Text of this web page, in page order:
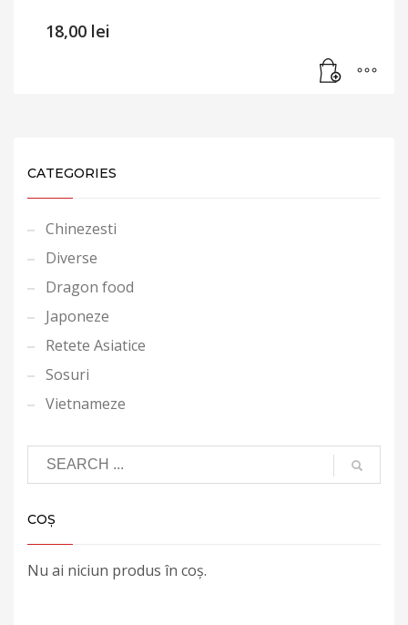
18,00 lei
CATEGORIES
Chinezesti
Diverse
Dragon food
Japoneze
Retete Asiatice
Sosuri
Vietnameze
COȘ
Nu ai niciun produs în coș.